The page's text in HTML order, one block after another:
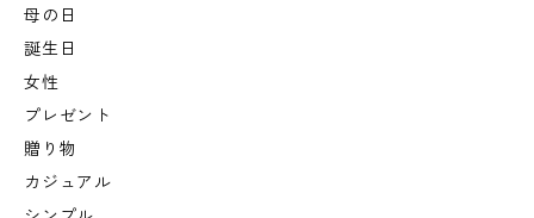
母の日
誕生日
女性
プレゼント
贈り物
カジュアル